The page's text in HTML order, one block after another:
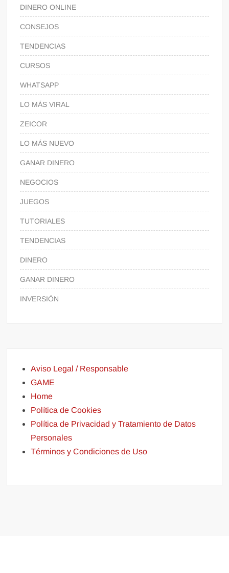
DINERO ONLINE
CONSEJOS
TENDENCIAS
CURSOS
WHATSAPP
LO MÁS VIRAL
ZEICOR
LO MÁS NUEVO
GANAR DINERO
NEGOCIOS
JUEGOS
TUTORIALES
TENDENCIAS
DINERO
GANAR DINERO
INVERSIÓN
Aviso Legal / Responsable
GAME
Home
Política de Cookies
Política de Privacidad y Tratamiento de Datos
Personales
Términos y Condiciones de Uso